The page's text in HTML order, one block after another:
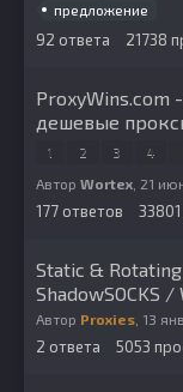
предложение
92 ответа 21738
ProxyWins.com
дешевые
1 2 3 4
Автор Wortex 21
177 ответов 33801
Static &
ShadowSOCKS
Автор Proxies 13
2 ответа 5053